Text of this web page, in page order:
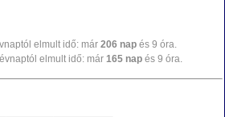
elmult idő: már 206 nap és 9 óra.
elmult idő: már 165 nap és 9 óra.